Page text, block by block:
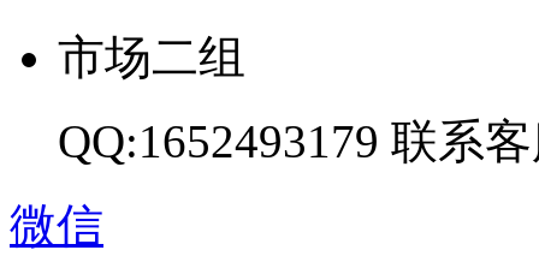
市场二组
QQ:1652493179 联系
微信